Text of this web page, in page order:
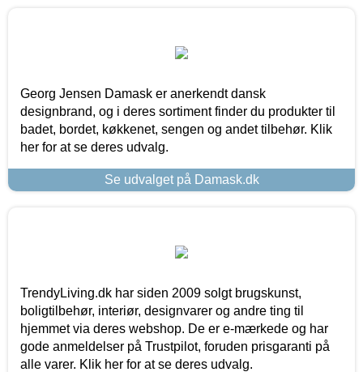
Georg Jensen Damask er anerkendt dansk
designbrand, og i deres sortiment finder du produkter til
badet, bordet, køkkenet, sengen og andet tilbehør. Klik
her for at se deres udvalg.
Se udvalget på Damask.dk
TrendyLiving.dk har siden 2009 solgt brugskunst,
boligtilbehør, interiør, designvarer og andre ting til
hjemmet via deres webshop. De er e-mærkede og har
gode anmeldelser på Trustpilot, foruden prisgaranti på
alle varer. Klik her for at se deres udvalg.